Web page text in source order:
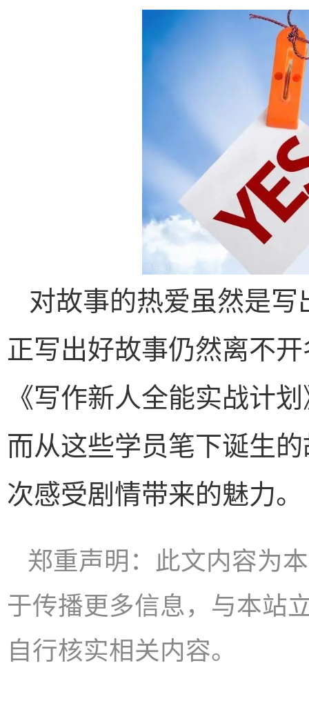
对故事的热爱虽然是
正写出好故事仍然离不
《写作新人全能实战计
而从这些学员笔下诞生
次感受剧情带来的魅力。
郑重声明：此文内容为
于传播更多信息，与本站
自行核实相关内容。